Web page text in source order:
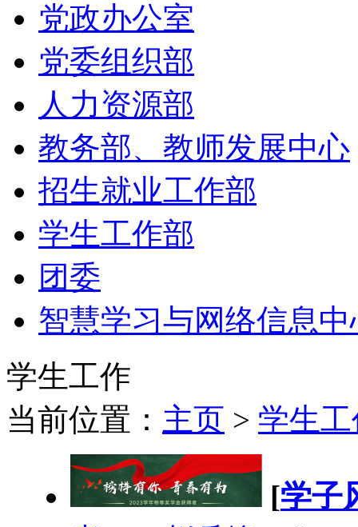
党政办公室
党委组织部
人力资源部
教务部、教师发展中心
招生就业工作部
学生工作部
团委
智慧学习与网络信息中
学生工作
当前位置： 主页 > 学生
[学子